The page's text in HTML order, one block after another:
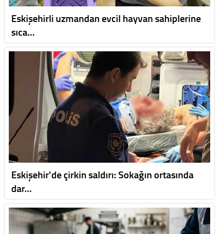
Eskişehirli uzmandan evcil hayvan sahiplerine
sıca…
Eskişehir'de çirkin saldırı: Sokağın ortasında
dar…